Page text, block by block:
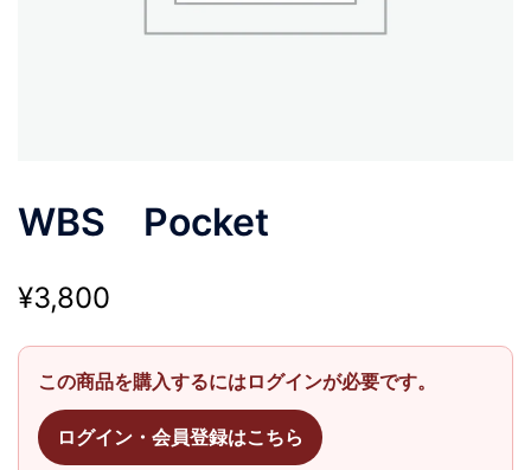
WBS Pocket
¥3,800
この商品を購入するにはログインが必要です。
ログイン・会員登録はこちら